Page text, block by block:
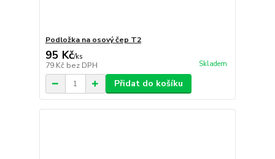
Podložka na osový čep T2
95 Kč/ks
79 Kč bez DPH Skladem
Přidat do košíku